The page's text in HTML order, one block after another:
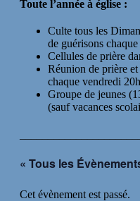
Toute l’année à église :
Culte tous les
de guérisons
Cellules de prière
Réunion de prière
chaque vendredi
Groupe de jeunes
(sauf vacances
« Tous les
Cet évènement est passé.